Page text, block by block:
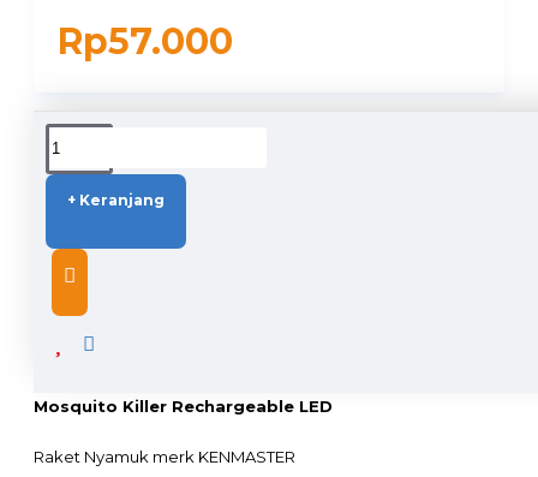
Rp57.000
+ Keranjang
DUKUNGAN PENGIRIMAN
DESCRIPTION
Mosquito Killer Rechargeable LED
Raket Nyamuk merk KENMASTER